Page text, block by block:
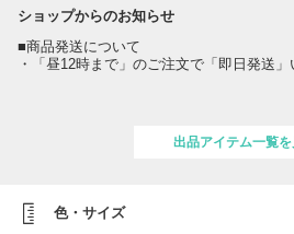
ショップからのお知らせ
■商品発送について
・「昼12時まで」のご注文で「即日発送」
※「銀行振込」及び「コンビニ払い」の場
「問い合わせ」：月～金
出品アイテム一覧を
色・サイズ